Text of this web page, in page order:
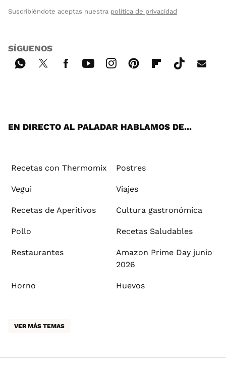
Suscribiéndote aceptas nuestra política de privacidad
SÍGUENOS
EN DIRECTO AL PALADAR HABLAMOS DE...
Recetas con Thermomix Postres
Vegui Viajes
Recetas de Aperitivos Cultura gastronómica
Pollo Recetas Saludables
Restaurantes
Amazon Prime Day junio
2026
Horno Huevos
VER MÁS TEMAS